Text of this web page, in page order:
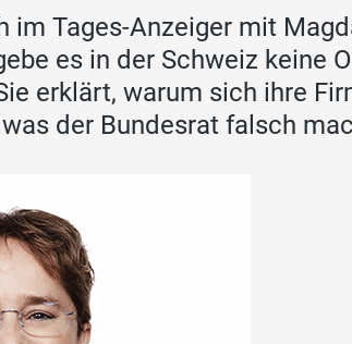
im Tages-Anzeiger mit
es in der Schweiz keine
erklärt, warum sich ihre
der Bundesrat falsch